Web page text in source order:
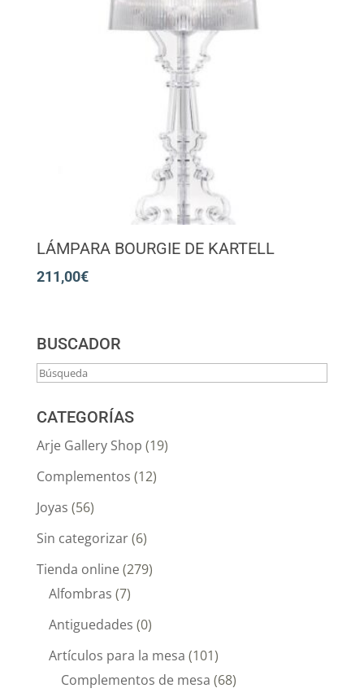
LÁMPARA BOURGIE DE KARTELL
211,00€
BUSCADOR
CATEGORÍAS
Arje Gallery Shop (19)
Complementos (12)
Joyas (56)
Sin categorizar(6)
Tienda online(279)
Alfombras (7)
Antiguedades (0)
Artículos para la mesa (101)
Complementos de mesa (68)